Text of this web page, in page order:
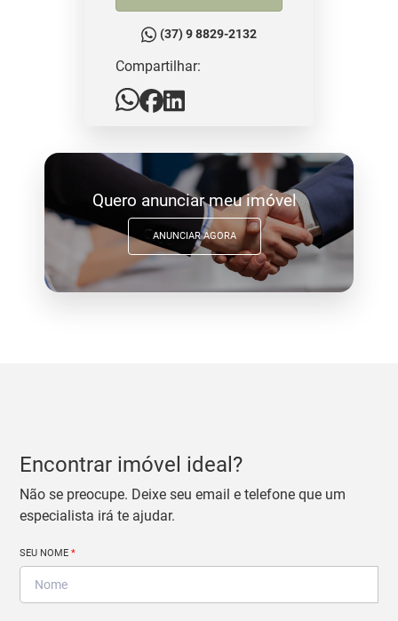
(37) 9 8829-2132
Compartilhar:
Quero anunciar meu imóvel
ANUNCIAR AGORA
Encontrar imóvel ideal?
Não se preocupe. Deixe seu email e telefone que um
especialista irá te ajudar.
SEU NOME*